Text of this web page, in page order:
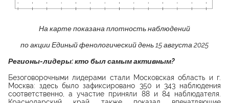
На карте показана плотность наблюдений
по акции Единый фенологический день 15 августа 2025
Регионы-лидеры: кто был самым активным?
Безоговорочными лидерами стали Московская область и г.
Москва: здесь было зафиксировано 350 и 343 наблюдения
соответственно, а участие приняли 88 и 84 наблюдателя.